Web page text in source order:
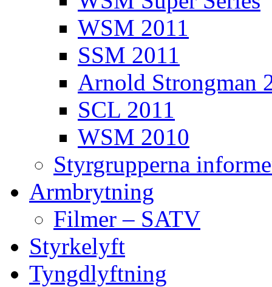
WSM 2011
SSM 2011
Arnold Strongman
SCL 2011
WSM 2010
Styrgrupperna
Armbrytning
Filmer – SATV
Styrkelyft
Tyngdlyftning